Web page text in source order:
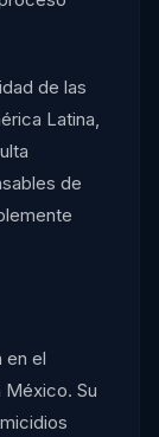
de las
Latina,
de
en el
Su